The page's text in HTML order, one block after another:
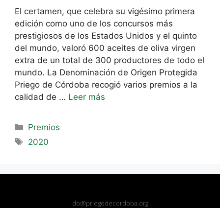
El certamen, que celebra su vigésimo primera
edición como uno de los concursos más
prestigiosos de los Estados Unidos y el quinto
del mundo, valoró 600 aceites de oliva virgen
extra de un total de 300 productores de todo el
mundo. La Denominación de Origen Protegida
Priego de Córdoba recogió varios premios a la
calidad de … Leer más
Premios
2020
do@priegodecordoba.org